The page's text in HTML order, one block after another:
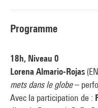
l’innovation. Il vise à
universités, encourager
recherche conjoints.
Programme
18h, Niveau 0
Lorena Almario-Rojas
mets dans le globe–
Avec la participation de :